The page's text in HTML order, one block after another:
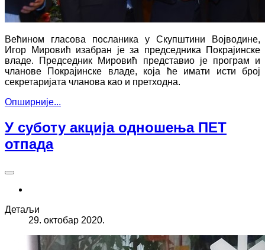
Већином гласова посланика у Скупштини Војводине,
Игор Мировић изабран је за председника Покрајинске
владе. Председник Мировић представио је програм и
чланове Покрајинске владе, која ће имати исти број
секретаријата чланова као и претходна.
Опширније...
У суботу акција одношења ПЕТ
отпада
Детаљи
29. октобар 2020.